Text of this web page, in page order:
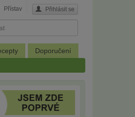
Přístav Přihlásit se
Doporučení